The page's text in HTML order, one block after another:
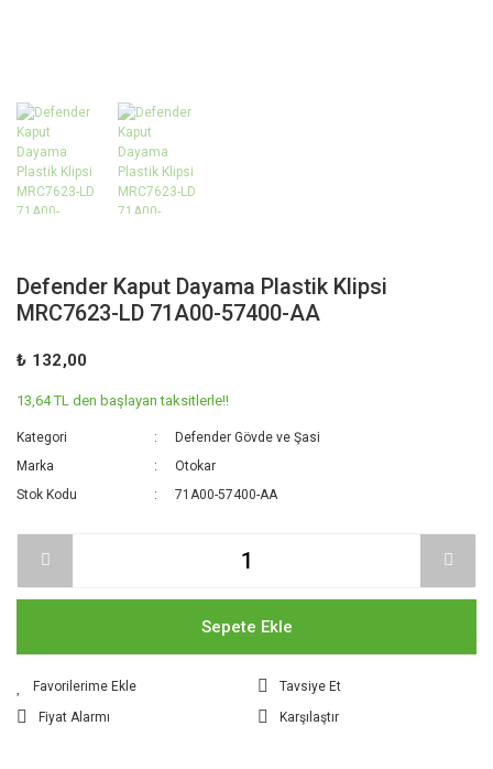
Defender Kaput Dayama Plastik Klipsi
MRC7623-LD 71A00-57400-AA
₺ 132,00
13,64 TL den başlayan taksitlerle!!
Kategori
Defender Gövde ve Şasi
Marka
Otokar
Stok Kodu
71A00-57400-AA
Sepete Ekle
Tavsiye Et
Fiyat Alarmı
Karşılaştır